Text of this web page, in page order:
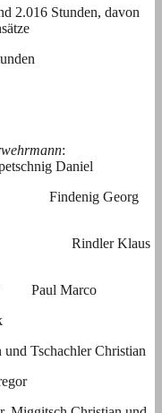
2.016 Stunden, davon
:
Daniel
Findenig Georg
Rindler Klaus
Paul Marco
Tschachler Christian